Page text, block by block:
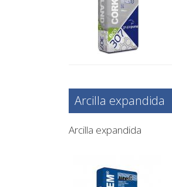
Arcilla expandida
Arcilla expandida